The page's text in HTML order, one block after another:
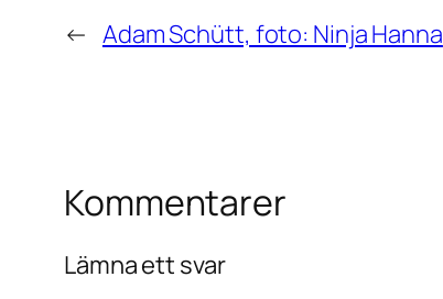
← Adam Schütt, foto: Ninja Hanna
Kommentarer
Lämna ett svar